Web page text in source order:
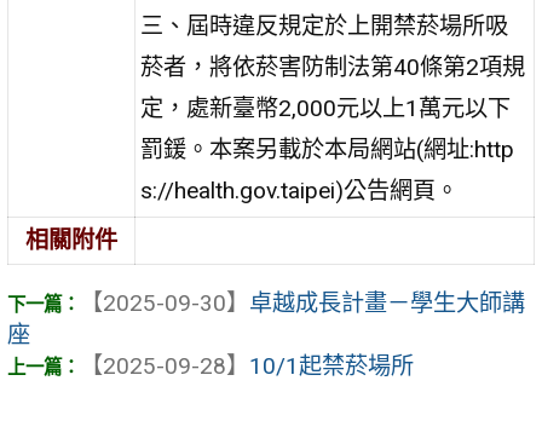
三、屆時違反規定於上開禁菸場所吸
菸者，將依菸害防制法第40條第2項規
定，處新臺幣2,000元以上1萬元以下
罰鍰。本案另載於本局網站(網址:http
s://health.gov.taipei)公告網頁。
相關附件
【2025-09-30】 卓越成長計畫－學生大師講
座
【2025-09-28】 10/1起禁菸場所